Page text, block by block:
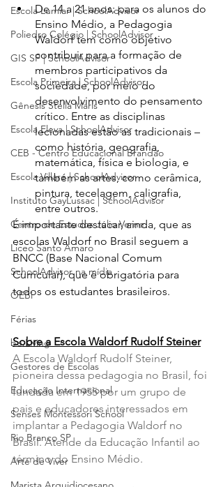
Escola Lumiar | SchoolAdvisor
Poliedro Colégio | SchoolAdvisor
GIS SP | SchoolAdvisor
Escola Primeira | SchoolAdvisor
Gênesis Stella Maris
Escola Eleva | SchoolAdvisor
CEB - Centro Educacional Brandão
Escola Villare | SchoolAdvisor
Instituto GayLussac | SchoolAdvisor
Centro de Estudos Júlio Verne
Liceo Santo Amaro
SchoolAdvisor na mídia
OEBi
Férias
be.Living
Gestores de Escolas
Educação Internacional
Senses Montessori School
Rio Branco SP
Arte de Viver
De 14 a 21 anos: para os alunos do
Ensino Médio, a Pedagogia
Waldorf tem como objetivo
contribuir para a formação de
membros participativos da
sociedade, por meio do
desenvolvimento do pensamento
crítico. Entre as disciplinas
lecionadas estão as tradicionais –
como história, geografia,
matemática, física e biologia, e
também as artes, como cerâmica,
pintura, tecelagem, caligrafia,
entre outros.
É importante destacar, ainda, que as
escolas Waldorf no Brasil seguem a
BNCC (Base Nacional Comum
Curricular), que é obrigatória para
todos os estudantes brasileiros.
Sobre a Escola Waldorf Rudolf Steiner
A Escola Waldorf Rudolf Steiner,
pioneira dessa pedagogia no Brasil, foi
fundada em 1955 por um grupo de
pais e educadores interessados em
implantar a Pedagogia Waldorf no
Brasil. Atende da Educação Infantil ao
término do Ensino Médio.